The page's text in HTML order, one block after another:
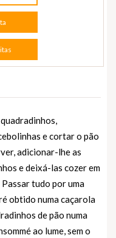
e cortar o pão
adicionar-lhe as
e deixá-las cozer em
tudo por uma
obtido numa caçarola
de pão numa
ao lume, sem o